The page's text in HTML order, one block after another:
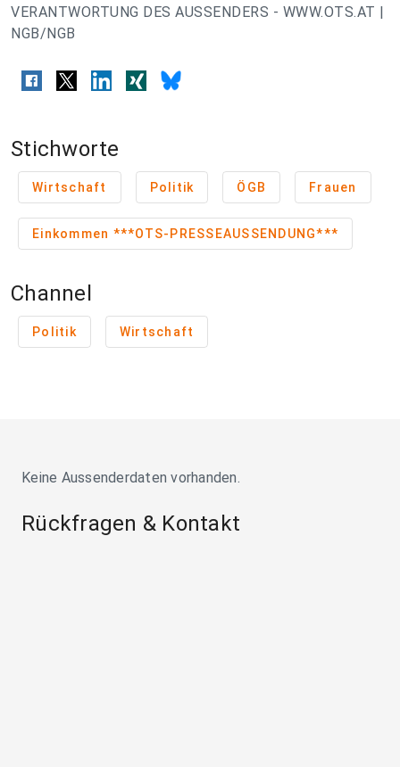
VERANTWORTUNG DES AUSSENDERS - WWW.OTS.AT |
NGB/NGB
Stichworte
Wirtschaft Politik ÖGB Frauen
Einkommen ***OTS-PRESSEAUSSENDUNG***
Channel
Politik Wirtschaft
Keine Aussenderdaten vorhanden.
Rückfragen & Kontakt